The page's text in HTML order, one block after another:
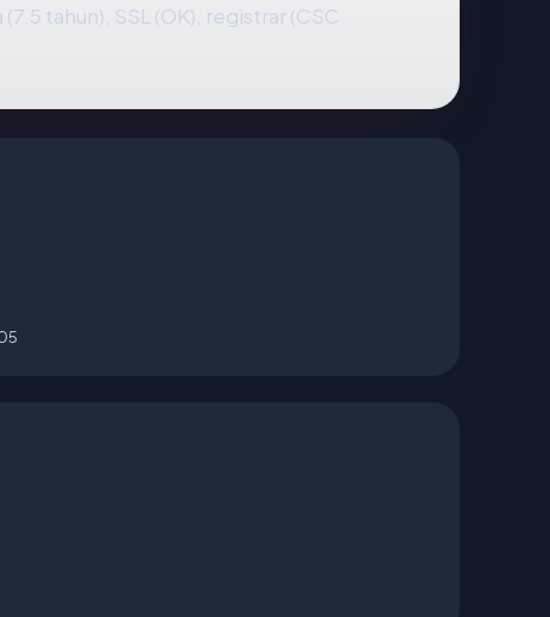
tahun), SSL (OK), registrar (CSC